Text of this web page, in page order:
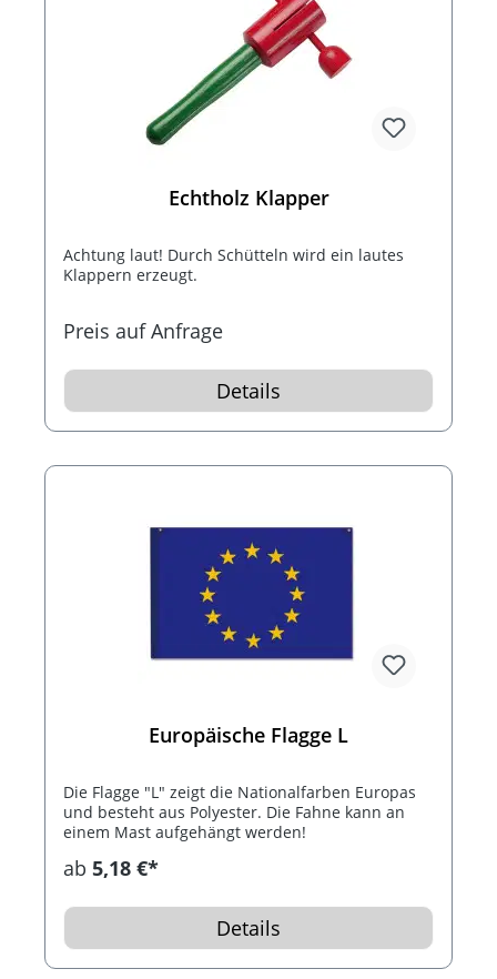
Echtholz Klapper
Achtung laut! Durch Schütteln wird ein lautes
Klappern erzeugt.
Preis auf Anfrage
Details
Europäische Flagge L
Die Flagge "L" zeigt die Nationalfarben Europas
und besteht aus Polyester. Die Fahne kann an
einem Mast aufgehängt werden!
ab 5,18 €*
Details